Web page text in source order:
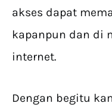
akses dapat
kapanpun dan di
internet.
Dengan begitu